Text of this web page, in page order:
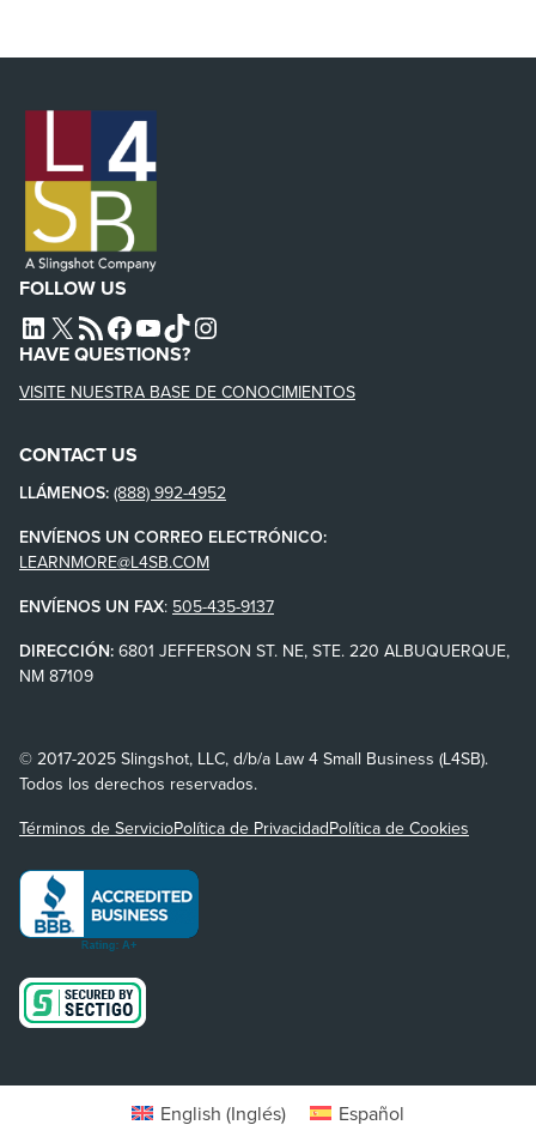
FOLLOW US
L4SB LINKEDIN
X L4SB RSS FEEDL4SB FACEBOOK
L4SB YOUTUBE
TIKTOKINSTAGRAM
HAVE QUESTIONS?
VISITE NUESTRA BASE DE CONOCIMIENTOS
CONTACT US
LLÁMENOS: (888) 992-4952
ENVÍENOS UN CORREO ELECTRÓNICO:
LEARNMORE@L4SB.COM
ENVÍENOS UN FAX: 505-435-9137
DIRECCIÓN: 6801 JEFFERSON ST. NE, STE. 220 ALBUQUERQUE,
NM 87109
© 2017-2025 Slingshot, LLC, d/b/a Law 4 Small Business (L4SB).
Todos los derechos reservados.
Términos de ServicioPolítica de PrivacidadPolítica de Cookies
English (Inglés) Español